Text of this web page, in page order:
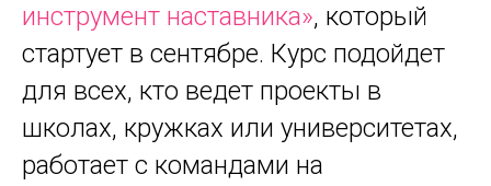
инструмент наставника», который
стартует в сентябре. Курс подойдет
для всех, кто ведет проекты в
школах, кружках или университетах,
работает с командами на